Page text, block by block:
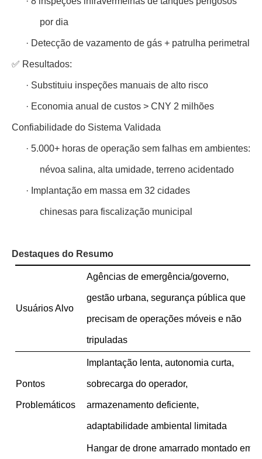
por dia
· Detecção de vazamento de gás + patrulha perimetral
✅ Resultados:
· Substituiu inspeções manuais de alto risco
· Economia anual de custos > CNY 2 milhões
Confiabilidade do Sistema Validada
· 5.000+ horas de operação sem falhas em ambientes:
névoa salina, alta umidade, terreno acidentado
· Implantação em massa em 32 cidades
chinesas para fiscalização municipal
Destaques do Resumo
Usuários Alvo
Agências de emergência/governo,
gestão urbana, segurança pública que
precisam de operações móveis e não
tripuladas
Pontos
Problemáticos
Implantação lenta, autonomia curta,
sobrecarga do operador,
armazenamento deficiente,
adaptabilidade ambiental limitada
Hangar de drone amarrado montado em